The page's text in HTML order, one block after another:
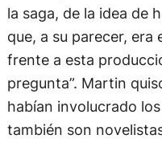
la saga, de la idea de
que, a su parecer, era
frente a esta
pregunta”. Martin
habían involucrado
también son